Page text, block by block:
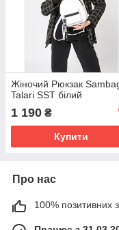
Жіночий Рюкзак
Talari SST білий
1 190 ₴
Купити
Про нас
100% позитивних з